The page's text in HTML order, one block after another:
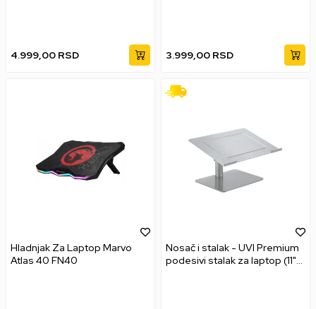
4.999,00 RSD 3.999,00 RSD
Hladnjak Za Laptop Marvo
Atlas 40 FN40
Nosač i stalak - UVI Premium
podesivi stalak za laptop (11"–